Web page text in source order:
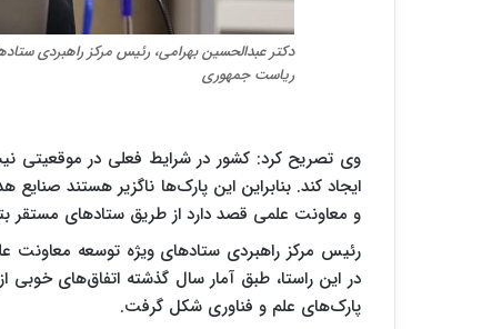
دکتر عبدالحسین بهرامی، رئیس مرکز راهبردی
ریاست جمهوری
وی تصریح کرد: کشور در شرایط فعلی در موقعیتی
و معاونت علمی قصد دارد از طریق ستادهای مستقر
رئیس مرکز راهبردی ستادهای ویژه توسعه معاونت
در این راستا، طبق آمار سال گذشته اتفاق‌های
پارک‌های علم و فناوری شکل گرفت.